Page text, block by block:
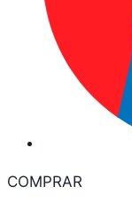
COMPRAR